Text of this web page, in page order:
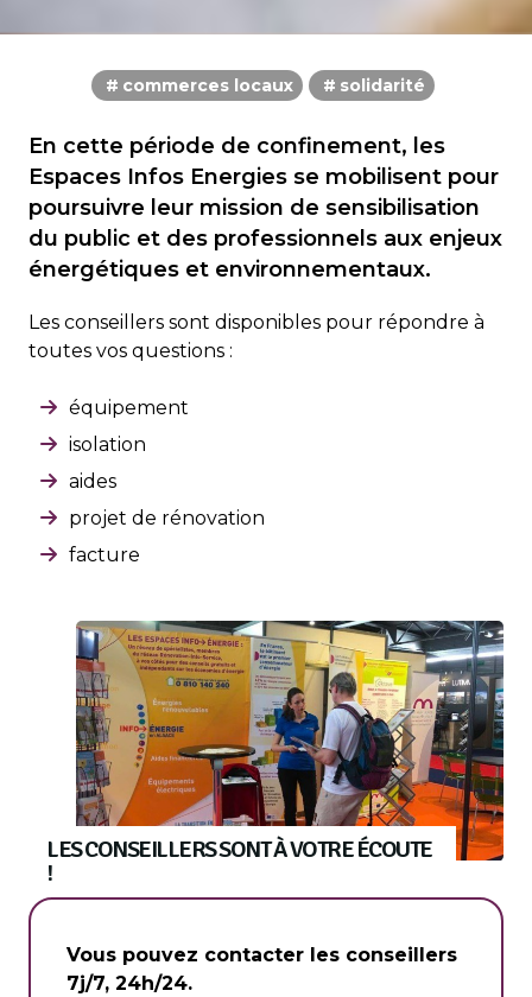
commerces locaux solidarité
En cette période de confinement, les
Espaces Infos Energies se mobilisent pour
poursuivre leur mission de sensibilisation
du public et des professionnels aux enjeux
énergétiques et environnementaux.
Les conseillers sont disponibles pour répondre à
toutes vos questions :
équipement
isolation
aides
projet de rénovation
facture
LES CONSEILLERS SONT À VOTRE ÉCOUTE
!
Vous pouvez contacter les conseillers
7j/7, 24h/24.